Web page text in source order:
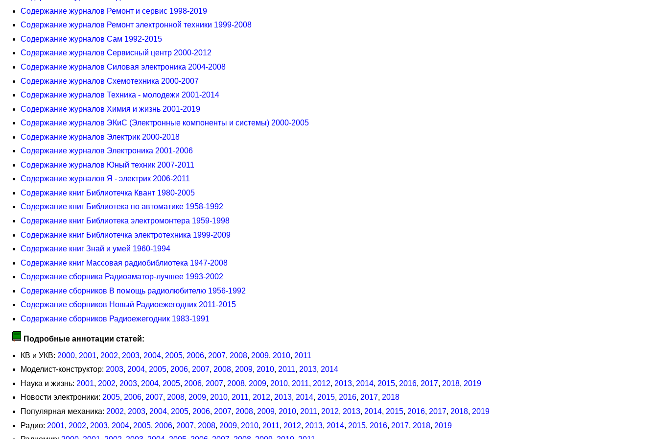
Содержание журналов Ремонт и сервис 1998-2019
Содержание журналов Ремонт электронной техники 1999-2008
Содержание журналов Сам 1992-2015
Содержание журналов Сервисный центр 2000-2012
Содержание журналов Силовая электроника 2004-2008
Содержание журналов Схемотехника 2000-2007
Содержание журналов Техника - молодежи 2001-2014
Содержание журналов Химия и жизнь 2001-2019
Содержание журналов ЭКиС (Электронные компоненты и системы) 2000-2005
Содержание журналов Электрик 2000-2018
Содержание журналов Электроника 2001-2006
Содержание журналов Юный техник 2007-2011
Содержание журналов Я - электрик 2006-2011
Содержание книг Библиотечка Квант 1980-2005
Содержание книг Библиотека по автоматике 1958-1992
Содержание книг Библиотека электромонтера 1959-1998
Содержание книг Библиотечка электротехника 1999-2009
Содержание книг Знай и умей 1960-1994
Содержание книг Массовая радиобиблиотека 1947-2008
Содержание сборника Радиоаматор-лучшее 1993-2002
Содержание сборников В помощь радиолюбителю 1956-1992
Содержание сборников Новый Радиоежегодник 2011-2015
Содержание сборников Радиоежегодник 1983-1991
Подробные аннотации статей:
КВ и УКВ: 2000, 2001, 2002, 2003, 2004, 2005, 2006, 2007, 2008, 2009, 2010, 2011
Моделист-конструктор: 2003, 2004, 2005, 2006, 2007, 2008, 2009, 2010, 2011, 2013, 2014
Наука и жизнь: 2001, 2002, 2003, 2004, 2005, 2006, 2007, 2008, 2009, 2010, 2011, 2012, 2013, 2014, 2015, 2016, 2017, 2018, 2019
Новости электроники: 2005, 2006, 2007, 2008, 2009, 2010, 2011, 2012, 2013, 2014, 2015, 2016, 2017, 2018
Популярная механика: 2002, 2003, 2004, 2005, 2006, 2007, 2008, 2009, 2010, 2011, 2012, 2013, 2014, 2015, 2016, 2017, 2018, 2019
Радио: 2001, 2002, 2003, 2004, 2005, 2006, 2007, 2008, 2009, 2010, 2011, 2012, 2013, 2014, 2015, 2016, 2017, 2018, 2019